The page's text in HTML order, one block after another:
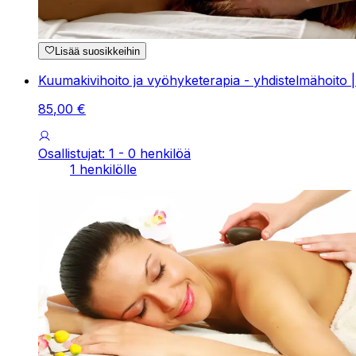
Lisää suosikkeihin
Kuumakivihoito ja vyöhyketerapia - yhdistelmähoito
85,00 €
Osallistujat: 1 - 0 henkilöä
1 henkilölle